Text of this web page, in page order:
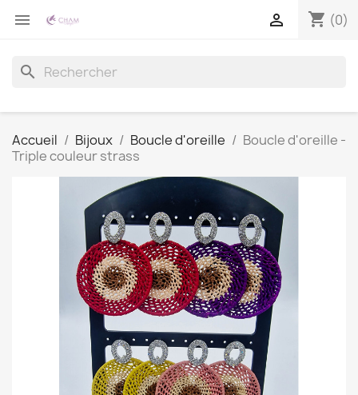
 shopping_cart (0)

search
Accueil Bijoux Boucle d'oreille
Boucle d'oreille -
Triple couleur strass